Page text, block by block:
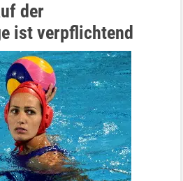
der
ist verpflichtend